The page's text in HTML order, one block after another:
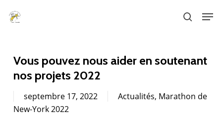
search
Vous pouvez nous aider en soutenant
nos projets 2022
septembre 17, 2022 Actualités, Marathon de
New-York 2022